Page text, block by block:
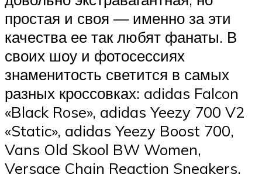
простая и своя — именно за эти
качества ее так любят фанаты. В
своих шоу и фотосессиях
знаменитость светится в самых
разных кроссовках: adidas Falcon
«‎Black Rose»‎, adidas Yeezy 700 V2
«‎Static», adidas Yeezy Boost 700,
Vans Old Skool BW Women,
Versace Chain Reaction Sneakers.